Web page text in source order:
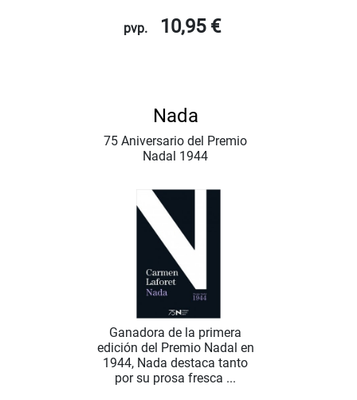
pvp. 10,95 €
Nada
75 Aniversario del Premio
Nadal 1944
Ganadora de la primera
edición del Premio Nadal en
1944, Nada destaca tanto
por su prosa fresca ...